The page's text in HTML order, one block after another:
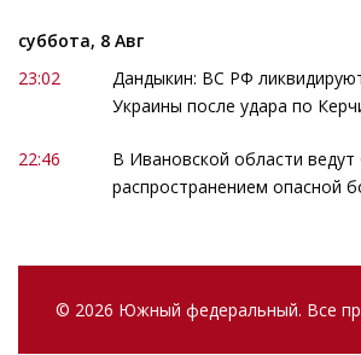
суббота, 8 Авг
23:02
Дандыкин: ВС РФ
Украины после удара по
22:46
В Ивановской области ведут
распространением опасной
© 2026 Южный федеральный. Все